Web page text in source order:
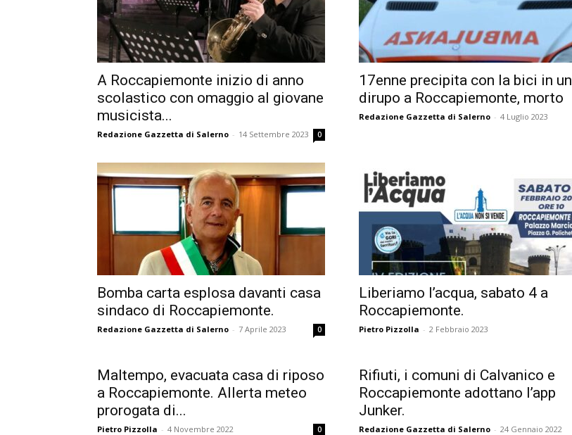
A Roccapiemonte inizio di anno
scolastico con omaggio al giovane
musicista...
Redazione Gazzetta di Salerno - 14 Settembre 2023 0
17enne precipita con la bici in un
dirupo a Roccapiemonte, morto
Redazione Gazzetta di Salerno - 4 Luglio 2023
Bomba carta esplosa davanti casa
sindaco di Roccapiemonte.
Redazione Gazzetta di Salerno - 7 Aprile 2023 0
Liberiamo l’acqua, sabato 4 a
Roccapiemonte.
Pietro Pizzolla - 2 Febbraio 2023
Maltempo, evacuata casa di riposo
a Roccapiemonte. Allerta meteo
prorogata di...
Pietro Pizzolla - 4 Novembre 2022 0
Rifiuti, i comuni di Calvanico e
Roccapiemonte adottano l’app
Junker.
Redazione Gazzetta di Salerno - 24 Gennaio 2022